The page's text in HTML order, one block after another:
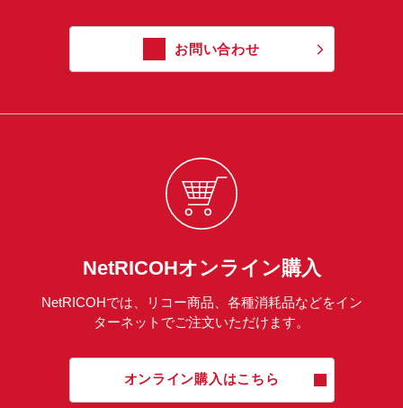
お問い合わせ
NetRICOHオンライン購入
NetRICOHでは、リコー商品、各種消耗品などをイン
ターネットでご注文いただけます。
オンライン購入はこちら